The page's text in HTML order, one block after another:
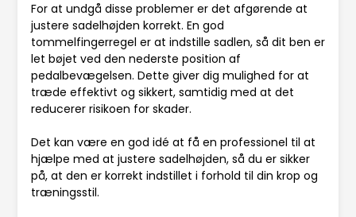
For at undgå disse problemer er det afgørende at
justere sadelhøjden korrekt. En god
tommelfingerregel er at indstille sadlen, så dit ben er
let bøjet ved den nederste position af
pedalbevægelsen. Dette giver dig mulighed for at
træde effektivt og sikkert, samtidig med at det
reducerer risikoen for skader.
Det kan være en god idé at få en professionel til at
hjælpe med at justere sadelhøjden, så du er sikker
på, at den er korrekt indstillet i forhold til din krop og
træningsstil.